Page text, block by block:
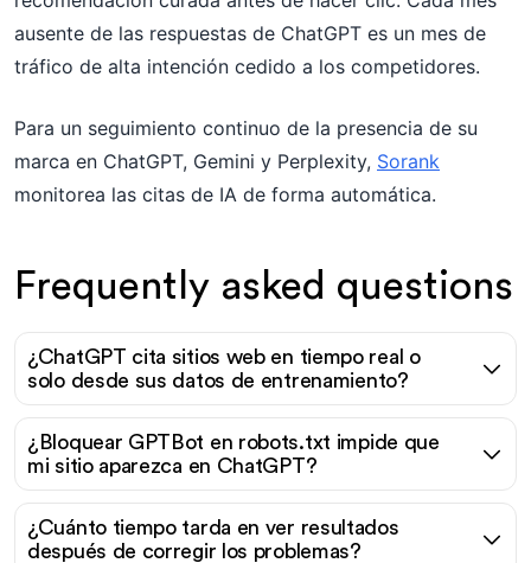
ausente de las respuestas de ChatGPT es un mes de
tráfico de alta intención cedido a los competidores.
Para un seguimiento continuo de la presencia de su
marca en ChatGPT, Gemini y Perplexity, Sorank
monitorea las citas de IA de forma automática.
Frequently asked questions
¿ChatGPT cita sitios web en tiempo real o
solo desde sus datos de entrenamiento?
¿Bloquear GPTBot en robots.txt impide que
mi sitio aparezca en ChatGPT?
¿Cuánto tiempo tarda en ver resultados
después de corregir los problemas?